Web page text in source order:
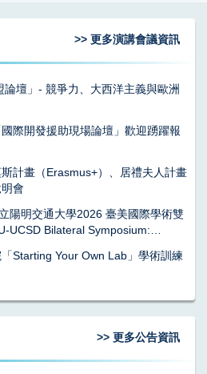
壇」- 競爭力、大西洋主義與歐洲
國際開發援助現場論壇」歡迎踴躍報
計畫（Erasmus+）、居禮夫人計畫
會
陽明交通大學2026 臺美國際學術雙
UCSD Bilateral Symposium:
Starting Your Own Lab」學術訓練
>> 更多演講會議資訊
>> 更多公告資訊